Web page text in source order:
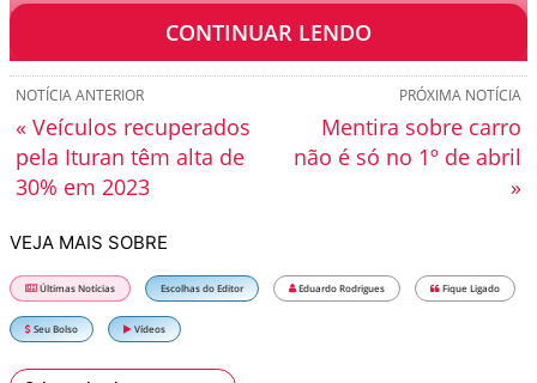
política do país e isso pode ser o motivo do atraso.
CONTINUAR LENDO
PRÓXIMA NOTÍCIA
Mentira sobre carro
não é só no 1º de abril
»
NOTÍCIA ANTERIOR
« Veículos recuperados
pela Ituran têm alta de
30% em 2023
VEJA MAIS SOBRE
Últimas Notícias Escolhas do Editor Eduardo Rodrigues Fique Ligado
Seu Bolso Vídeos